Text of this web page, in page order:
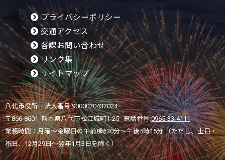
プライバシーポリシー
交通アクセス
各課お問い合わせ
リンク集
サイトマップ
八代市役所 法人番号 9000020432024
〒866-8601 熊本県八代市松江城町1-25 電話番号:0965-33-4111
業務時間：月曜～金曜日の午前8時30分～午後5時15分 （ただし、土日・
祝日、12月29日～翌年1月3日を除く）